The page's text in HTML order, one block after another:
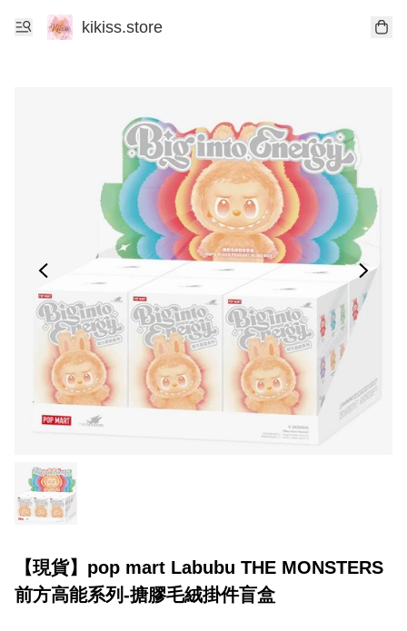
kikiss.store
【現貨】pop mart Labubu THE MONSTERS
前方高能系列-搪膠毛絨掛件盲盒